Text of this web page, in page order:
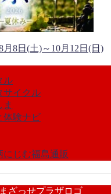
8日(土)～10月12日(日)